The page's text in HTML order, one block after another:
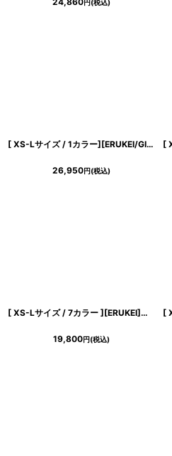
円(税込)
[ XS-Lサイズ / 1カラー][ERUKEI/GINZA COUTURE]ツイード・金糸・チェック柄・ビーズ・スパンコール・ノースリーブ・ポケット・Aライン・ミニドレス・ワンピース[送料無料]
26,950円(税込)
[ XS-Lサイズ / 7カラー ][ERUKEI]お花ビジュー・ハイウエスト・半袖・Aライン・フレア・ミニドレス・ワンピース[山崎みどり・黒木麗奈着用][送料無料]mywhbk
19,800円(税込)